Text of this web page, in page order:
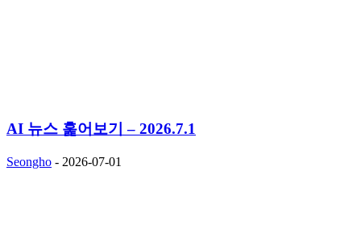
AI 뉴스 훑어보기 – 2026.7.1
Seongho - 2026-07-01